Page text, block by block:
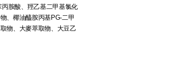
胺酸、羥乙基二甲基氯化
、椰油醯胺丙基PG-二甲
物、大麥萃取物、大豆乙